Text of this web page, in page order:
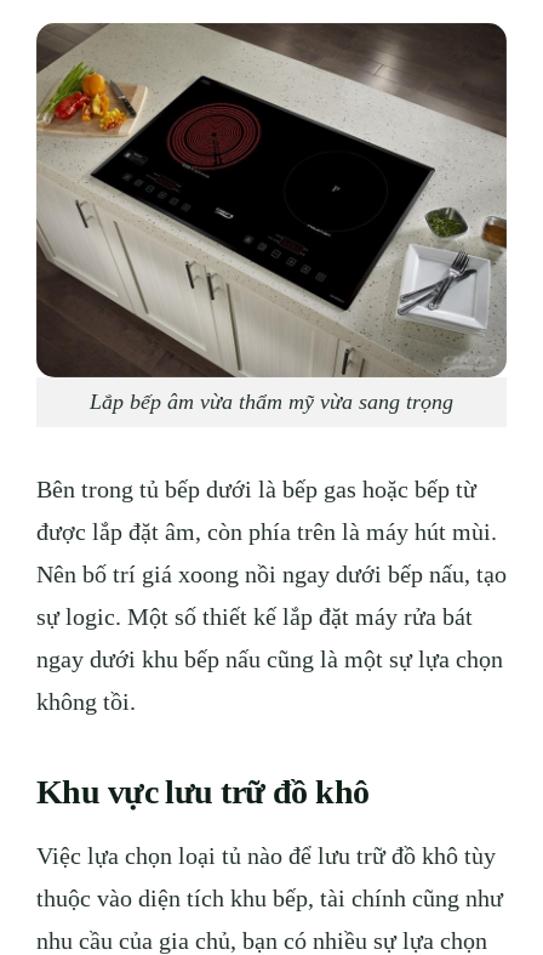
Lắp bếp âm vừa thẩm mỹ vừa sang trọng
Bên trong tủ bếp dưới là bếp gas hoặc bếp từ
được lắp đặt âm, còn phía trên là máy hút mùi.
Nên bố trí giá xoong nồi ngay dưới bếp nấu, tạo
sự logic. Một số thiết kế lắp đặt máy rửa bát
ngay dưới khu bếp nấu cũng là một sự lựa chọn
không tồi.
Khu vực lưu trữ đồ khô
Việc lựa chọn loại tủ nào để lưu trữ đồ khô tùy
thuộc vào diện tích khu bếp, tài chính cũng như
nhu cầu của gia chủ, bạn có nhiều sự lựa chọn